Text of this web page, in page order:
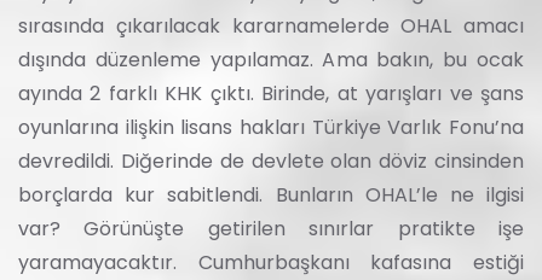
sırasında çıkarılacak kararnamelerde OHAL amacı
dışında düzenleme yapılamaz. Ama bakın, bu ocak
ayında 2 farklı KHK çıktı. Birinde, at yarışları ve şans
oyunlarına ilişkin lisans hakları Türkiye Varlık Fonu’na
devredildi. Diğerinde de devlete olan döviz cinsinden
borçlarda kur sabitlendi. Bunların OHAL’le ne ilgisi
var? Görünüşte getirilen sınırlar pratikte işe
yaramayacaktır. Cumhurbaşkanı kafasına estiği